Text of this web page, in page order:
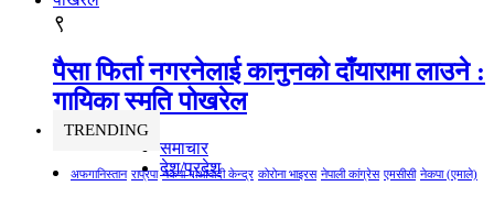
९
पैसा फिर्ता नगरनेलाई कानुनको दाँयारामा लाउने :
गायिका स्‍मृति पोखरेल
TRENDING
अफगानिस्तान राप्रपा नेकपा माओवादी केन्द्र कोरोना भाइरस नेपाली कांग्रेस एमसीसी नेकपा (एमाले)
समाचार
देश/प्रदेश